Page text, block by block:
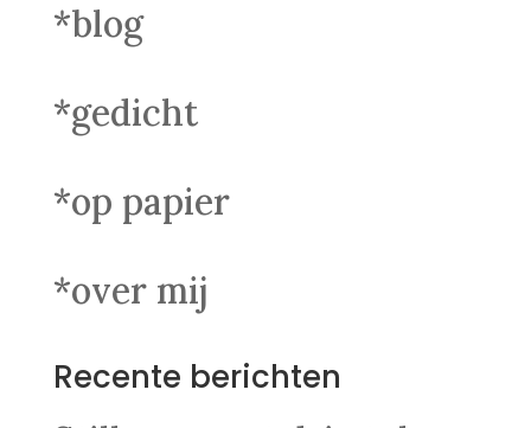
*blog
*gedicht
*op papier
*over mij
Recente berichten